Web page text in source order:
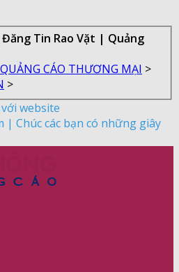
Tin Rao Vặt | Quảng
QUẢNG CÁO THƯƠNG MẠI >
>
website
| Chúc các bạn có những giây